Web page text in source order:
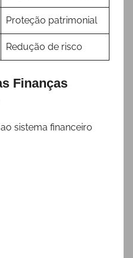
Proteção patrimonial
Redução de risco
Finanças
sistema financeiro